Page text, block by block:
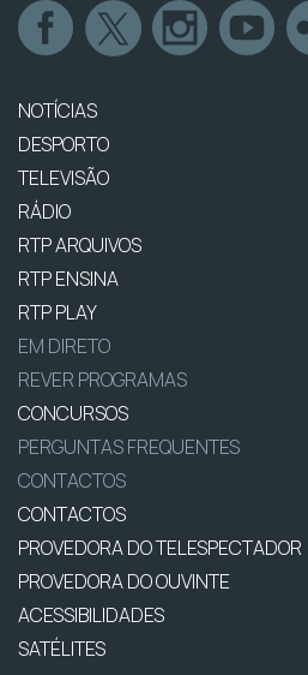
NOTÍCIAS
DESPORTO
TELEVISÃO
RÁDIO
RTP ARQUIVOS
RTP ENSINA
RTP PLAY
EM DIRETO
REVER PROGRAMAS
CONCURSOS
PERGUNTAS FREQUENTES
CONTACTOS
CONTACTOS
PROVEDORA DO TELESPECTADOR
PROVEDORA DO OUVINTE
ACESSIBILIDADES
SATÉLITES